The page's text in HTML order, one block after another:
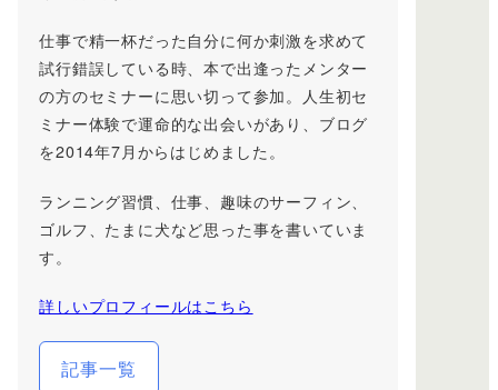
仕事で精一杯だった自分に何か刺激を求めて
試行錯誤している時、本で出逢ったメンター
の方のセミナーに思い切って参加。人生初セ
ミナー体験で運命的な出会いがあり、ブログ
を2014年7月からはじめました。
ランニング習慣、仕事、趣味のサーフィン、
ゴルフ、たまに犬など思った事を書いていま
す。
詳しいプロフィールはこちら
記事一覧